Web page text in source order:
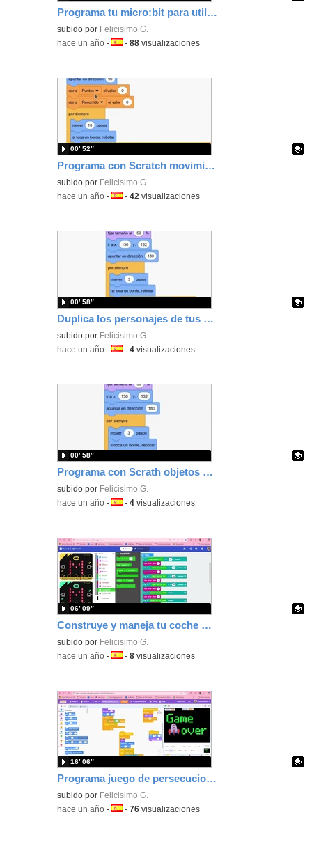
Programa tu micro:bit para utilizar el sigue líneas de Nezha por un circuito.
Contenido educativo.
subido por Felicisimo G.
-hace un año -Idioma:
-88 visualizaciones
Programa con Scratch movimientos básicos como desplazarse y chocar contra el borde y rebotar
Contenido educativo.
subido por Felicisimo G.
00′ 52″
-hace un año -Idioma:
-42 visualizaciones
Duplica los personajes de tus animaciones con Scratch y añade dificultad.
Contenido educativo.
subido por Felicisimo G.
00′ 58″
-hace un año -Idioma:
-4 visualizaciones
Programa con Scrath objetos que se chocan e interactuan.
Contenido educativo.
subido por Felicisimo G.
00′ 58″
-hace un año -Idioma:
-4 visualizaciones
Construye y maneja tu coche Nezha con el Joystickbit. Conecta dos placas micro:bit por radio.
Contenido educativo.
subido por Felicisimo G.
06′ 09″
-hace un año -Idioma:
-8 visualizaciones
Programa juego de persecuciones con enemigos con Scratch. Añade emoción a tu aprendizaje.
Contenido educativo.
subido por Felicisimo G.
16′ 06″
-hace un año -Idioma:
-76 visualizaciones